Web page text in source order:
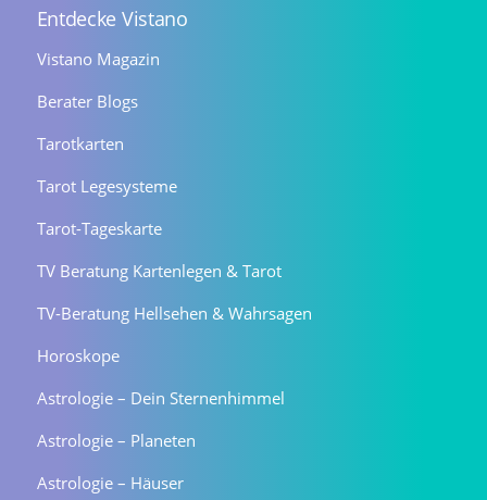
Entdecke Vistano
Vistano Magazin
Berater Blogs
Tarotkarten
Tarot Legesysteme
Tarot-Tageskarte
TV Beratung Kartenlegen & Tarot
TV-Beratung Hellsehen & Wahrsagen
Horoskope
Astrologie – Dein Sternenhimmel
Astrologie – Planeten
Astrologie – Häuser